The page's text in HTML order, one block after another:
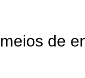
meios de